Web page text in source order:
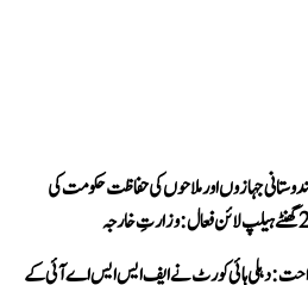
جہازوں اور ملاحوں کی حفاظت حکومت کی
دہلی ہائی کورٹ نے ایف ایس ایس اے آئی کے